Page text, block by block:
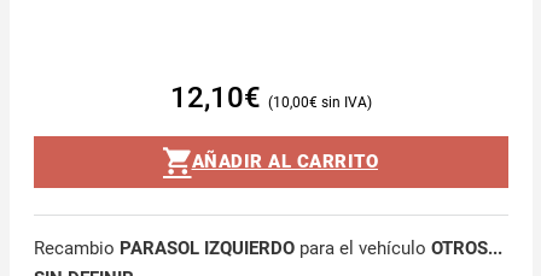
12,10€ 10,00€
AÑADIR AL CARRITO
Recambio PARASOL IZQUIERDOpara el vehículo OTROS...